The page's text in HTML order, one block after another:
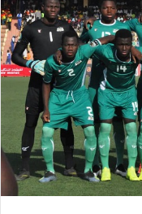
y
e
r
u
n
c
o
u
r
r